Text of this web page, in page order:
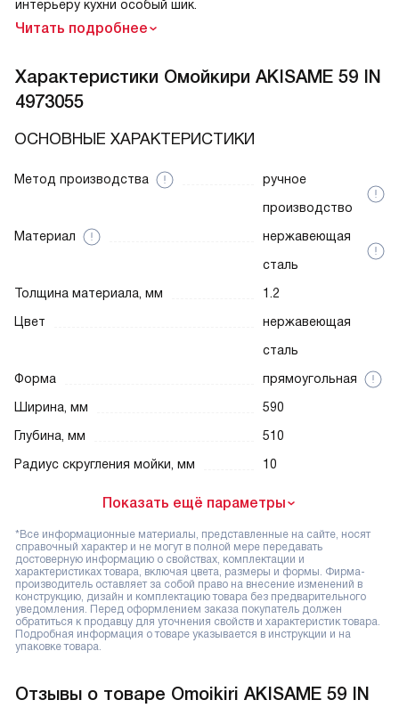
интерьеру кухни особый шик.
Читать подробнее
Характеристики Омойкири AKISAME 59 IN
4973055
ОСНОВНЫЕ ХАРАКТЕРИСТИКИ
Метод производства
ручное
производство
Материал
нержавеющая
сталь
Толщина материала, мм
1.2
Цвет
нержавеющая
сталь
Форма
прямоугольная
Ширина, мм
590
Глубина, мм
510
Радиус скругления мойки, мм
10
Показать ещё параметры
*Все информационные материалы, представленные на сайте, носят
справочный характер и не могут в полной мере передавать
достоверную информацию о свойствах, комплектации и
характеристиках товара, включая цвета, размеры и формы. Фирма-
производитель оставляет за собой право на внесение изменений в
конструкцию, дизайн и комплектацию товара без предварительного
уведомления. Перед оформлением заказа покупатель должен
обратиться к продавцу для уточнения свойств и характеристик товара.
Подробная информация о товаре указывается в инструкции и на
упаковке товара.
Отзывы о товаре Omoikiri AKISAME 59 IN